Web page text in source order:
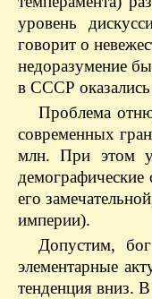
уровень
говорит о
недоразу­мение
в СССР
Проблема
современных
млн. При этом
его
империи).
Допустим,
элементарные
тенденция вниз.